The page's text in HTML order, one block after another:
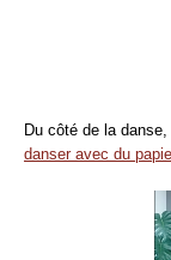
Du côté de la danse,
danser avec du